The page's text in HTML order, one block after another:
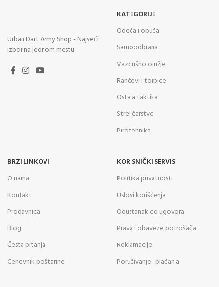
Urban Dart Army Shop - Najveći
izbor na jednom mestu.
KATEGORIJE
Odeća i obuća
Samoodbrana
Vazdušno oružje
Rančevi i torbice
Ostala taktika
Streličarstvo
Pirotehnika
BRZI LINKOVI
O nama
Kontakt
Prodavnica
Blog
Česta pitanja
Cenovnik poštarine
KORISNIČKI SERVIS
Politika privatnosti
Uslovi korišćenja
Odustanak od ugovora
Prava i obaveze potrošača
Reklamacije
Poručivanje i plaćanja